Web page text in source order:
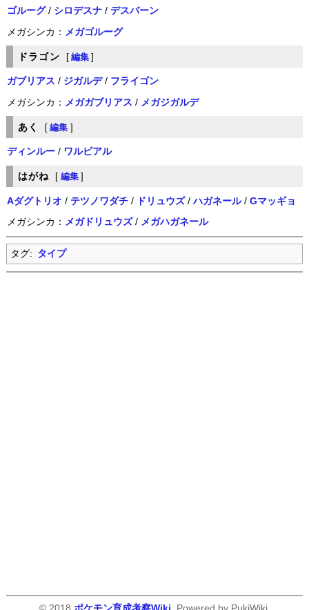
ゴルーグ/ シロデスナ /デスバーン
メガシンカ： メガゴルーグ
ドラゴン [ 編集 ]
ガブリアス / ジガルデ/ フライゴン
メガシンカ： メガガブリアス / メガジガルデ
あく [ 編集 ]
ディンルー / ワルビアル
はがね [ 編集 ]
Aダグトリオ / テツノワダチ / ドリュウズ/ハガネール/Gマッギョ
メガシンカ： メガドリュウズ/ メガハガネール
タグ: タイプ